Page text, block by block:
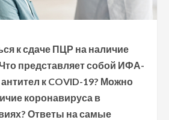
к сдаче ПЦР на наличие
представляет собой ИФА-
к COVID-19? Можно
коронавируса в
Ответы на самые